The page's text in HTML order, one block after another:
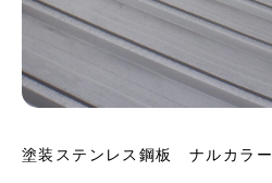
塗装ステンレス鋼板 ナルカラー